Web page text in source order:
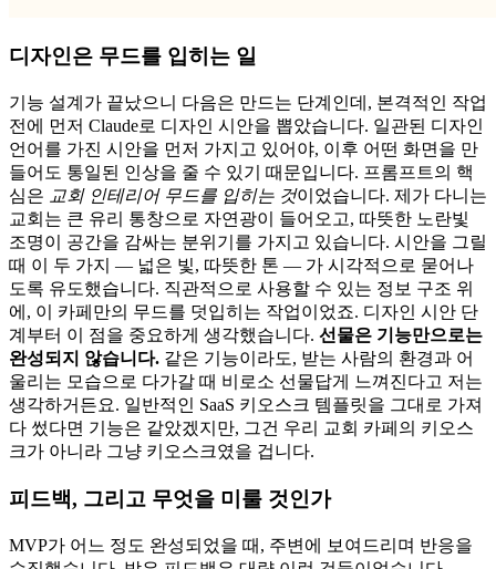
디자인은 무드를 입히는 일
기능 설계가 끝났으니 다음은 만드는 단계인데, 본격적인 작업
전에 먼저 Claude로 디자인 시안을 뽑았습니다. 일관된 디자인
언어를 가진 시안을 먼저 가지고 있어야, 이후 어떤 화면을 만
들어도 통일된 인상을 줄 수 있기 때문입니다. 프롬프트의 핵
심은 교회 인테리어 무드를 입히는 것이었습니다. 제가 다니는
교회는 큰 유리 통창으로 자연광이 들어오고, 따뜻한 노란빛
조명이 공간을 감싸는 분위기를 가지고 있습니다. 시안을 그릴
때 이 두 가지 — 넓은 빛, 따뜻한 톤 — 가 시각적으로 묻어나
도록 유도했습니다. 직관적으로 사용할 수 있는 정보 구조 위
에, 이 카페만의 무드를 덧입히는 작업이었죠. 디자인 시안 단
계부터 이 점을 중요하게 생각했습니다. 선물은 기능만으로는
완성되지 않습니다. 같은 기능이라도, 받는 사람의 환경과 어
울리는 모습으로 다가갈 때 비로소 선물답게 느껴진다고 저는
생각하거든요. 일반적인 SaaS 키오스크 템플릿을 그대로 가져
다 썼다면 기능은 같았겠지만, 그건 우리 교회 카페의 키오스
크가 아니라 그냥 키오스크였을 겁니다.
피드백, 그리고 무엇을 미룰 것인가
MVP가 어느 정도 완성되었을 때, 주변에 보여드리며 반응을